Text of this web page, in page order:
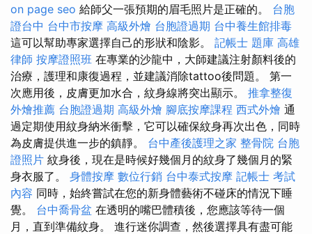
on page seo 給師父一張預期的眉毛照片是正確的。 台胞
證台中 台中市按摩 高級外燴 台胞證過期 台中養生館排毒
這可以幫助專家選擇自己的形狀和陰影。 記帳士 題庫 高雄
律師 按摩證照班 在專業的沙龍中，大師建議注射顏料後的
治療，護理和康復過程，並建議消除tattoo後問題。 第一
次應用後，皮膚更加水合，紋身線將突出顯示。 推拿整復
外燴推薦 台胞證過期 高級外燴 腳底按摩課程 西式外燴 通
過定期使用紋身納米衝擊，它可以確保紋身再次出色，同時
為皮膚提供進一步的鎮靜。 台中產後護理之家 整骨院 台胞
證照片 紋身後，現在是時候好幾個月的紋身了幾個月的緊
身衣服了。 身體按摩 數位行銷 台中泰式按摩 記帳士 考試
內容 同時，始終嘗試在您的新身體藝術不碰床的情況下睡
覺。 台中喬骨盆 在透明的嘴巴體積後，您應該等待一個
月，直到準備紋身。 進行迷你調查，然後選擇具有盡可能